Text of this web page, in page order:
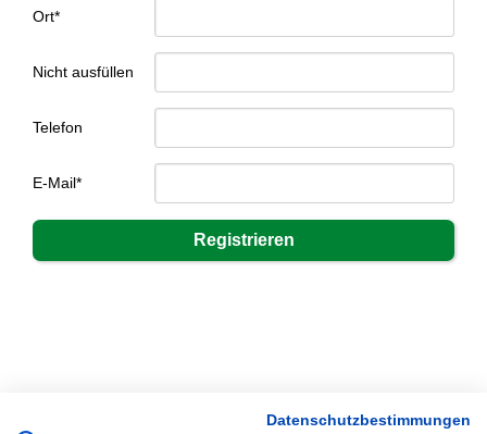
Ort*
Nicht ausfüllen
Telefon
E-Mail*
Datenschutzbestimmungen